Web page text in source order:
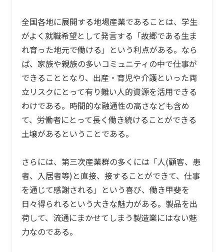
全国各地に展開する地場産業であることは、学生
がよく就職希望として発言する「故郷である生ま
れ育った地元で働ける」という利点がある。なら
ば、家族や親族の多いコミュニティの中で仕事が
できることとなり、出産・育児や介護といった両
立リスクにとって有り難い人的資源を活用できる
わけである。時間的な融通性の高さなども含め
て、労働者にとって長く働き続けることができる
土壌があるということである。
さらには、第三次産業群の多くには「人(顧客、患
者、入居者等)と直接、接することができて、仕事
を通じて感謝される」という喜び、働き甲斐を
日々得られるという大きな魅力がある。製品を出
荷して、流通にまかせてしまう製造業にはない魅
力なのである。